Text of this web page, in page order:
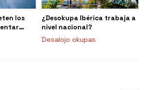
los
por su
¿Desokupa Ibérica trabaja a
nivel nacional?
Desalojo okupas